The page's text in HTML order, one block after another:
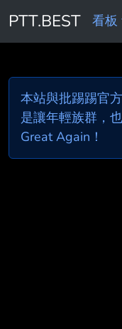
PTT.BEST 看板
本站與批踢踢官
是讓年輕族群，
Great Again！